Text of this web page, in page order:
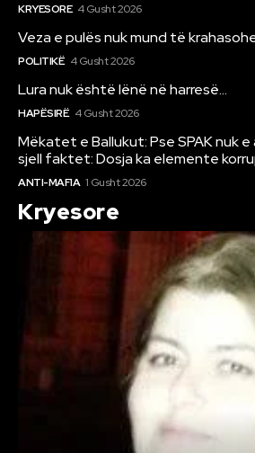
KRYESORE 4 Gusht 2026
Veza e pulës nuk mund të
POLITIKË 4 Gusht 2026
Lura nuk është lënë në harresë…
HAPËSIRË 4 Gusht 2026
Mëkatet e Ballukut: Pse SPAK nuk
sjell faktet: Dosja ka elemente
ANTI-MAFIA 1 Gusht 2026
Kryesore